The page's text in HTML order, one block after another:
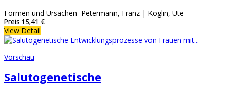
Formen und Ursachen Petermann, Franz | Koglin, Ute
Preis 15,41 €
View Detail
Vorschau
Salutogenetische